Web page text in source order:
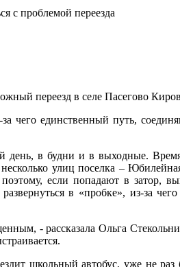
с проблемой переезда
переезд в селе Пасегово
чего единственный путь,
день, в будни и в выходные.
улиц поселка –
если попадают в затор,
в «пробке», из-за
- рассказала Ольга
школьный автобус, уже не